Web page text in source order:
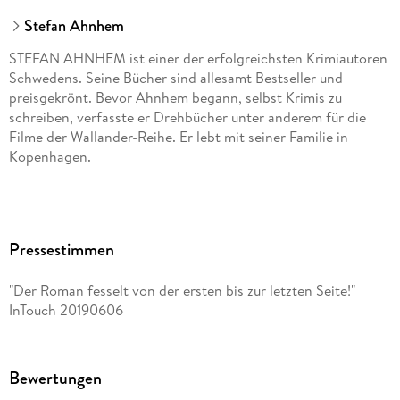
Stefan Ahnhem
STEFAN AHNHEM ist einer der erfolgreichsten Krimiautoren
Schwedens. Seine Bücher sind allesamt Bestseller und
preisgekrönt. Bevor Ahnhem begann, selbst Krimis zu
schreiben, verfasste er Drehbücher unter anderem für die
Filme der Wallander-Reihe. Er lebt mit seiner Familie in
Kopenhagen.
Pressestimmen
"Der Roman fesselt von der ersten bis zur letzten Seite!"
InTouch 20190606
Bewertungen